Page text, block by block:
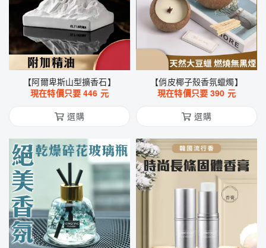
【阿爾卑斯山型擴香石】
現在特價只要446 元
選購
【俏皮椰子殼香氛蠟燭】
現在特價只要390 元
選購